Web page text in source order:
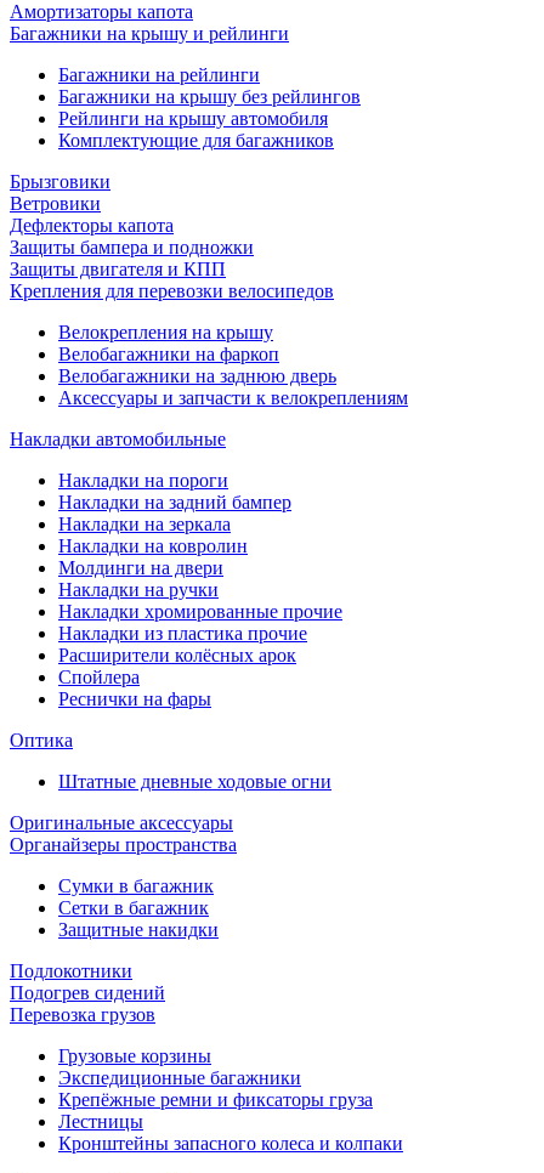
Амортизаторы капота
Багажники на крышу и рейлинги
Багажники на рейлинги
Багажники на крышу без рейлингов
Рейлинги на крышу автомобиля
Комплектующие для багажников
Брызговики
Ветровики
Дефлекторы капота
Защиты бампера и подножки
Защиты двигателя и КПП
Крепления для перевозки велосипедов
Велокрепления на крышу
Велобагажники на фаркоп
Велобагажники на заднюю дверь
Аксессуары и запчасти к велокреплениям
Накладки автомобильные
Накладки на пороги
Накладки на задний бампер
Накладки на зеркала
Накладки на ковролин
Молдинги на двери
Накладки на ручки
Накладки хромированные прочие
Накладки из пластика прочие
Расширители колёсных арок
Спойлера
Реснички на фары
Оптика
Штатные дневные ходовые огни
Оригинальные аксессуары
Органайзеры пространства
Сумки в багажник
Сетки в багажник
Защитные накидки
Подлокотники
Подогрев сидений
Перевозка грузов
Грузовые корзины
Экспедиционные багажники
Крепёжные ремни и фиксаторы груза
Лестницы
Кронштейны запасного колеса и колпаки